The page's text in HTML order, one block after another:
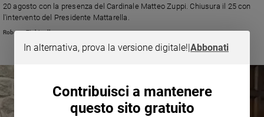
20 agosto con la presenza del Cardinale Matteo Zuppi. Chiusura il 25 con
l'intervento del Presidente Mattarella.
Roberto Zichittella
In alternativa, prova la versione digitale!|Abbonati
Contribuisci a mantenere
questo sito gratuito